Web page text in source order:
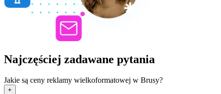
Najczęściej zadawane pytania
Jakie są ceny reklamy wielkoformatowej w Brusy?
+